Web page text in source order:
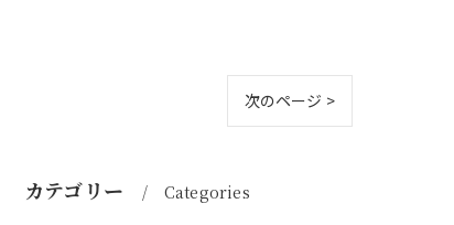
次のページ >
カテゴリー Categories